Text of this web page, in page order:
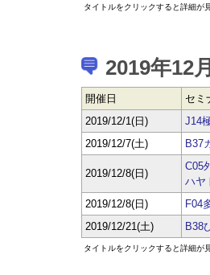
タイトルをクリックすると詳細が
2019年12
開催日
セミ
2019/12/1(日)
J14
2019/12/7(土)
B37
2019/12/8(日)
C05
ハヤ
2019/12/8(日)
F04
2019/12/21(土)
B38
タイトルをクリックすると詳細が